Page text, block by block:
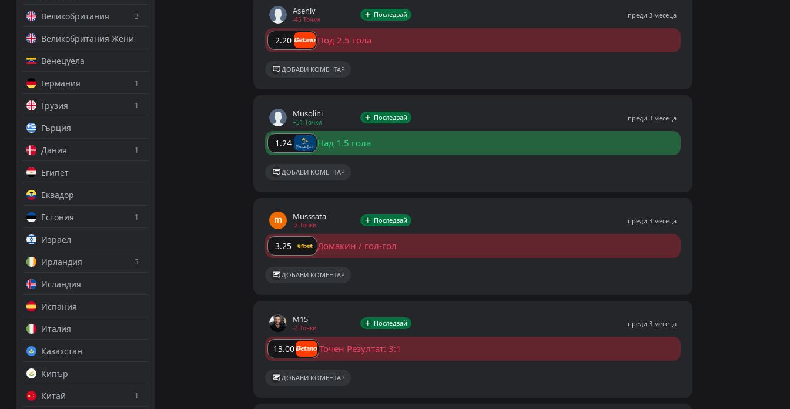
Великобритания 3
Великобритания Жени
Венецуела
Германия
1
Грузия 1
Гърция
Дания
1
Египет
Еквадор
Естония
1
Израел
Ирландия
3
Исландия
Испания
Италия
Казахстан
Кипър
Китай
1
Asenlv
-45 Точки
Последвай преди 3 месеца
2.20 Под 2.5 гола
ДОБАВИ КОМЕНТАР
Musolini
+51 Точки
Последвай преди 3 месеца
1.24 Над 1.5 гола
ДОБАВИ КОМЕНТАР
Musssata
-2 Точки
Последвай преди 3 месеца
3.25 Домакин / гол-гол
ДОБАВИ КОМЕНТАР
M15
-2 Точки
Последвай преди 3 месеца
13.00 Точен Резултат: 3:1
ДОБАВИ КОМЕНТАР